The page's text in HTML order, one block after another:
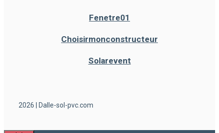
Fenetre01
Choisirmonconstructeur
Solarevent
2026 | Dalle-sol-pvc.com